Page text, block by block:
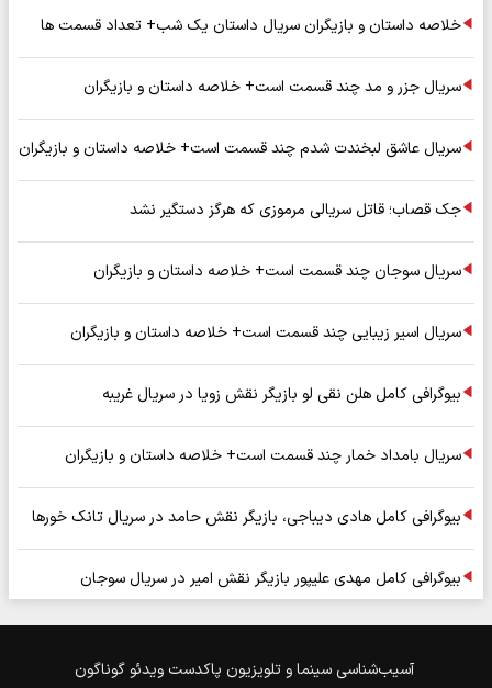
خلاصه داستان و بازیگران سریال داستان یک شب+ تعداد قسمت ها
سریال جزر و مد چند قسمت است+ خلاصه داستان و بازیگران
سریال عاشق لبخندت شدم چند قسمت است+ خلاصه داستان و بازیگران
جک قصاب؛ قاتل سریالی مرموزی که هرگز دستگیر نشد
سریال سوجان چند قسمت است+ خلاصه داستان و بازیگران
سریال اسیر زیبایی چند قسمت است+ خلاصه داستان و بازیگران
بیوگرافی کامل هلن نقی لو بازیگر نقش زویا در سریال غریبه
سریال بامداد خمار چند قسمت است+ خلاصه داستان و بازیگران
بیوگرافی کامل هادی دیباجی، بازیگر نقش حامد در سریال تانک خورها
بیوگرافی کامل مهدی علیپور بازیگر نقش امیر در سریال سوجان
آسیب‌شناسی سینما و تلویزیون پاکدست ویدئو گوناگون